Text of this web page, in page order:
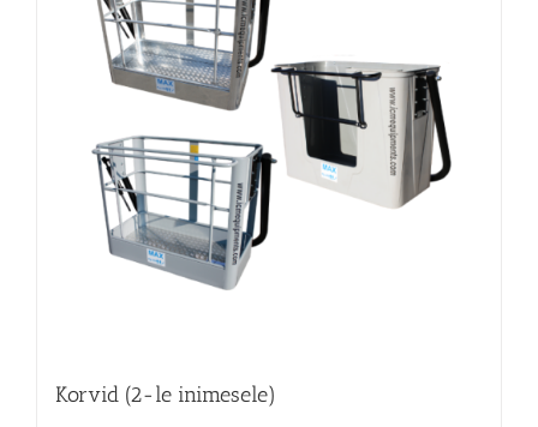
Korvid (2-le inimesele)